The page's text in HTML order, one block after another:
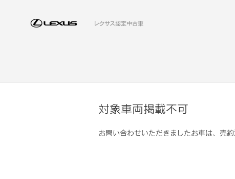
レクサス認定中古車
対象車両掲載不可
お問い合わせいただきましたお車は、売